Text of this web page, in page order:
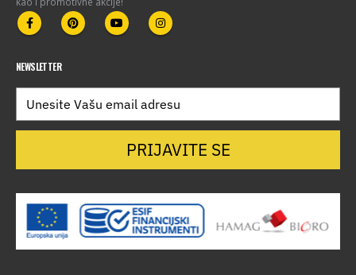
NEWSLETTER
PRIJAVITE SE